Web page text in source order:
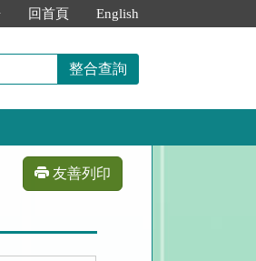
回首頁 English
整合查詢
友善列印